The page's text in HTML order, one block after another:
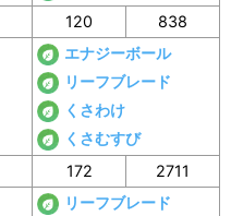
120 838
エナジーボール
リーフブレード
くさわけ
くさむすび
172 2711
リーフブレード